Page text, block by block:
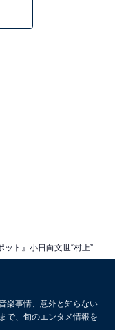
楽事情、意外と知らない
で、旬のエンタメ情報を